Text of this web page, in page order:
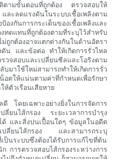
ตามขั้นตอนที่ถูกต้อง ตรวจสอบให้
ละลดแรงดันในระบบเชื้อเพลิงตาม
นการกระเด็นของเชื้อเพลิงและ
ทดแทนที่ถูกต้องตามที่ระบุไว้สำหรับ
ต้องอาจแตกต่างกันในด้านอัตรา
น และข้อต่อ ทำให้เกิดการรั่วไหล
วจสอบและเปลี่ยนซีลและโอริงตาม
มาใช้ใหม่สามารถทำให้เกิดการรั่ว
ให้แน่นตามค่าที่กำหนดเพื่อรักษา
ตัวเรือนเสียหาย
โดยเฉพาะอย่างยิ่งในการจัดการ
ยนไส้กรอง ระยะเวลาการบำรุง
ด้ และสิ่งปนเปื้อนใดๆ ข้อมูลในอดีต
เปลี่ยนไส้กรอง และสามารถระบุ
นระบบซึ่งต้องได้รับการแก้ไขที่ต้น
การตรวจสอบไส้กรองระหว่างการ